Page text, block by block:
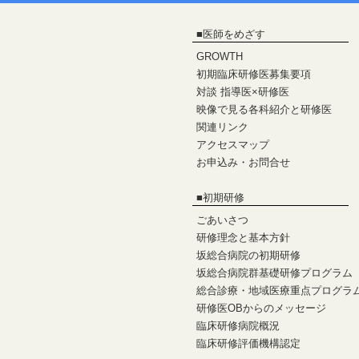
■医師をめざす
GROWTH
初期臨床研修医募集要項
対談 指導医×研修医
映像で見る各科紹介と研修医
関連リンク
アクセスマップ
お申込み・お問合せ
■初期研修
ごあいさつ
研修理念と基本方針
坂総合病院の初期研修
坂総合病院群基礎研修プログラム
総合診療・地域医療重点プログラ
研修医OBからのメッセージ
臨床研修病院概況
臨床研修評価機構認定